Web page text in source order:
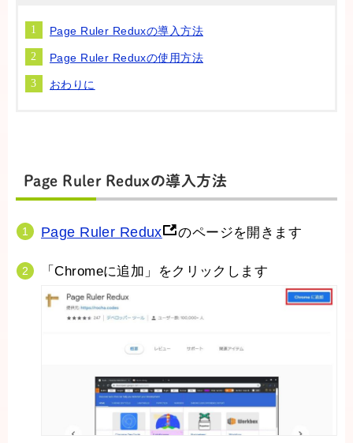
Page Ruler Reduxの導入方法
Page Ruler Reduxの使用方法
おわりに
Page Ruler Reduxの導入方法
Page Ruler Redux のページを開きます
「Chromeに追加」をクリックします